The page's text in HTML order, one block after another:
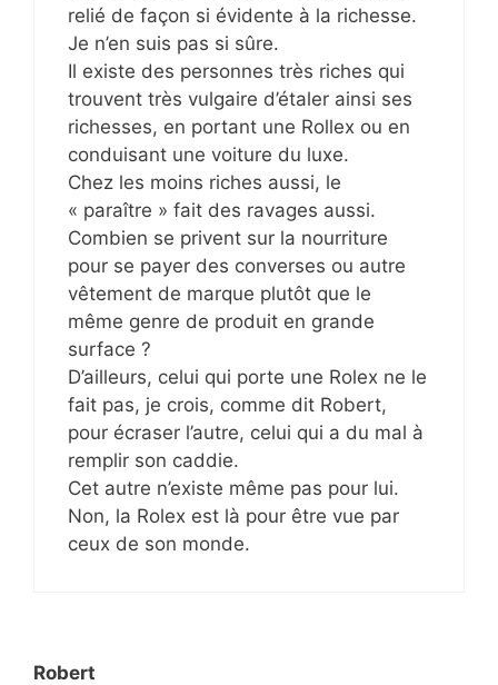
relié de façon si évidente à la richesse.
Je n’en suis pas si sûre.
Il existe des personnes très riches qui
trouvent très vulgaire d’étaler ainsi ses
richesses, en portant une Rollex ou en
conduisant une voiture du luxe.
Chez les moins riches aussi, le
« paraître » fait des ravages aussi.
Combien se privent sur la nourriture
pour se payer des converses ou autre
vêtement de marque plutôt que le
même genre de produit en grande
surface ?
D’ailleurs, celui qui porte une Rolex ne le
fait pas, je crois, comme dit Robert,
pour écraser l’autre, celui qui a du mal à
remplir son caddie.
Cet autre n’existe même pas pour lui.
Non, la Rolex est là pour être vue par
ceux de son monde.
Robert